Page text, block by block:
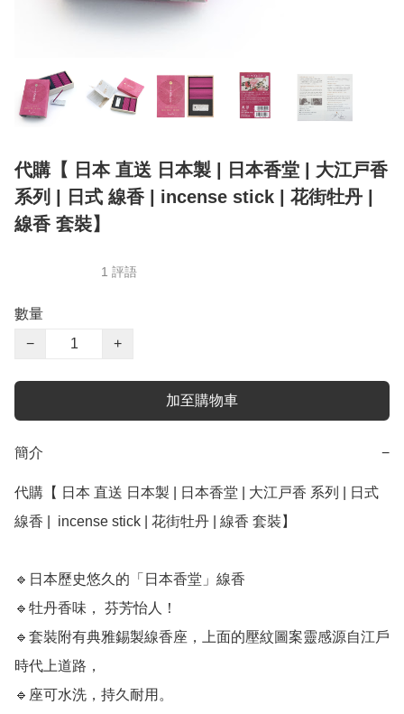
代購【 日本 直送 日本製 | 日本香堂 | 大江戸香
系列 | 日式 線香 | incense stick | 花街牡丹 |
線香 套裝】
1 評語
數量
−
+
加至購物車
簡介 −
代購【 日本 直送 日本製 | 日本香堂 | 大江戸香 系列 | 日式
線香 |  incense stick | 花街牡丹 | 線香 套裝】﻿
🔹日本歷史悠久的「日本香堂」線香
🔹牡丹香味， 芬芳怡人！
🔹套裝附有典雅錫製線香座，上面的壓紋圖案靈感源自江戶
時代上道路，
🔹座可水洗，持久耐用。